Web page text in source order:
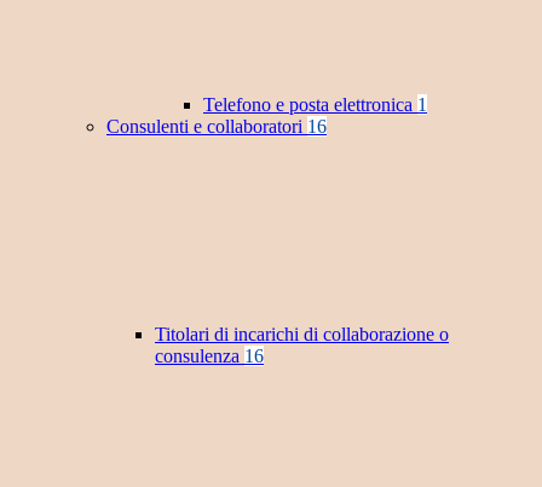
Telefono e posta elettronica 1
Consulenti e collaboratori 16
Titolari di incarichi di collaborazione o
consulenza 16